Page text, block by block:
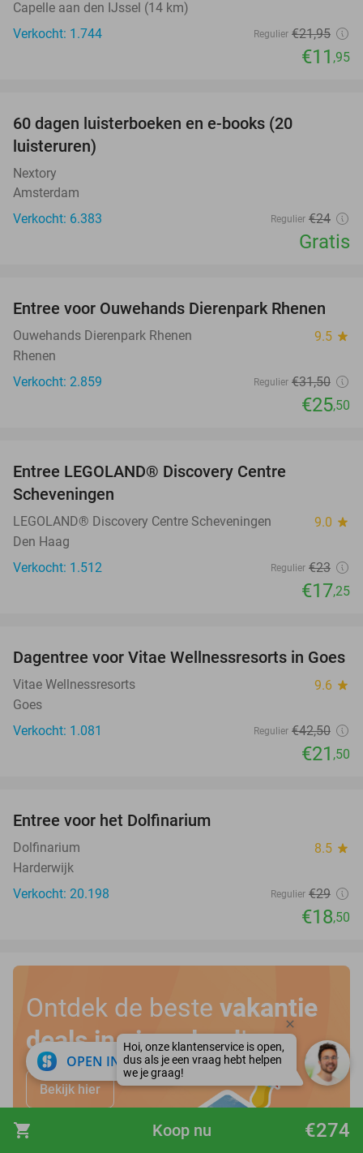
shopping_cart €274
Koop nu
Capelle aan den IJssel (14 km)
Verkocht: 1.744
Regulier €21,95
€11 ,95
60 dagen luisterboeken en e-books (20
luisteruren)
Nextory
Amsterdam
Verkocht: 6.383
Regulier €24
Gratis
19%
Entree voor Ouwehands Dierenpark Rhenen
Ouwehands Dierenpark Rhenen 9.5 star
Rhenen
Verkocht: 2.859
Regulier €31,50
€25,50
Entree LEGOLAND® Discovery Centre
Scheveningen
LEGOLAND® Discovery Centre Scheveningen 9.0 star
Den Haag
Verkocht: 1.512
Regulier €23
€17,25
49%
Dagentree voor Vitae Wellnessresorts in Goes
Vitae Wellnessresorts 9.6 star
Goes
Verkocht: 1.081
Regulier €42,50
€21 ,50
Entree voor het Dolfinarium
Dolfinarium 8.5 star
Harderwijk
Verkocht: 20.198
Regulier €29
€18,50
Ontdek de beste vakantie
deals in eigen land!
Bekijk hier
OPEN IN APP close